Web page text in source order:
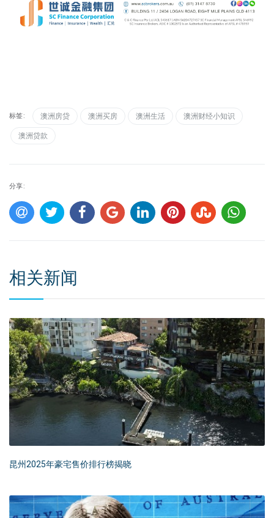
标签: 澳洲房贷 澳洲买房 澳洲生活 澳洲财经小知识
澳洲贷款
分享:
相关新闻
昆州2025年豪宅售价排行榜揭晓